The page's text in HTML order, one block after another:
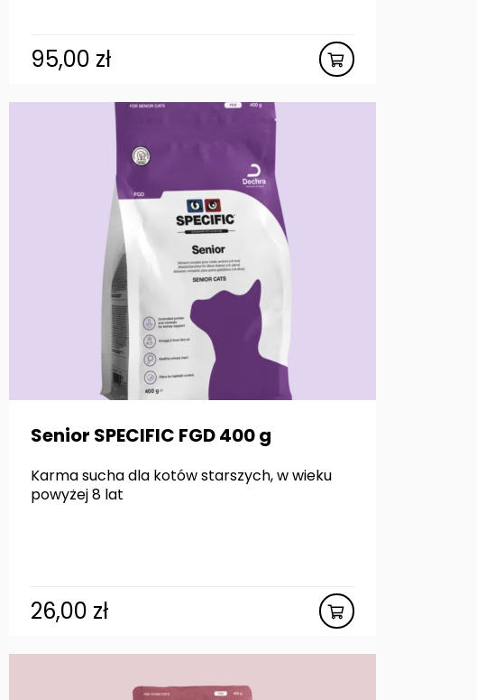
95,00 zł
Senior SPECIFIC FGD 400 g
Karma sucha dla kotów starszych, w wieku
powyżej 8 lat
26,00 zł